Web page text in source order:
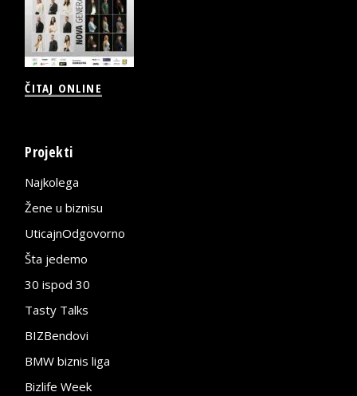
ČITAJ ONLINE
Projekti
Najkolega
Žene u biznisu
UticajnOdgovorno
Šta jedemo
30 ispod 30
Tasty Talks
BIZBendovi
BMW biznis liga
Bizlife Week